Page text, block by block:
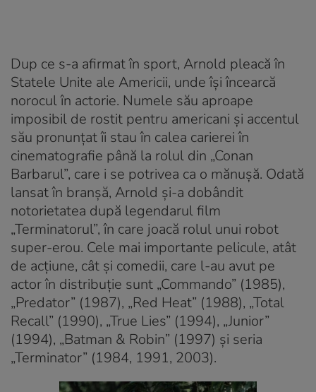
Dup ce s-a afirmat în sport, Arnold pleacă în
Statele Unite ale Americii, unde îşi încearcă
norocul în actorie. Numele său aproape
imposibil de rostit pentru americani şi accentul
său pronunţat îi stau în calea carierei în
cinematografie până la rolul din „Conan
Barbarul”, care i se potrivea ca o mănuşă. Odată
lansat în branşă, Arnold şi-a dobândit
notorietatea după legendarul film
„Terminatorul”, în care joacă rolul unui robot
super-erou. Cele mai importante pelicule, atât
de acţiune, cât şi comedii, care l-au avut pe
actor în distribuţie sunt „Commando” (1985),
„Predator” (1987), „Red Heat” (1988), „Total
Recall” (1990), „True Lies” (1994), „Junior”
(1994), „Batman & Robin” (1997) şi seria
„Terminator” (1984, 1991, 2003).